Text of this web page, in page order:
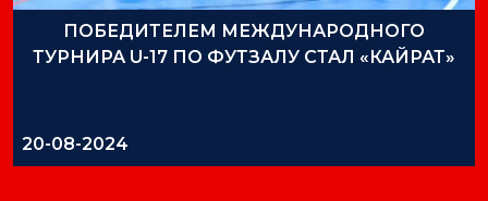
ПОБЕДИТЕЛЕМ МЕЖДУНАРОДНОГО
ТУРНИРА U-17 ПО ФУТЗАЛУ СТАЛ «КАЙРАТ»
20-08-2024